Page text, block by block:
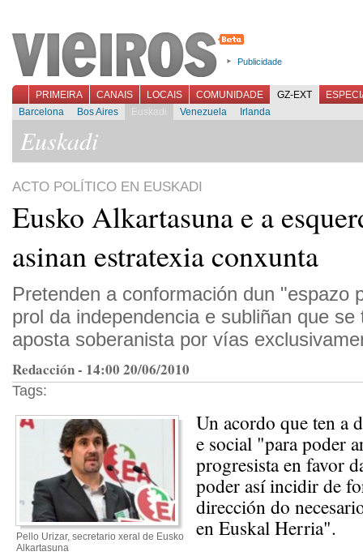
Publicidade
PRIMEIRA CANAIS LOCAIS COMUNIDADE GZ-EXT
Barcelona
Bos Aires Euskadi Venezuela Irlanda
Euskadi
ACTO POLÍTICO EN EUSKADI
Eusko Alkartasuna e a
asinan estratexia conxunta
Pretenden a conformación dun "espazo
prol da independencia e subliñan que se
aposta soberanista por vías
Redacción - 14:00 20/06/2010
Tags:
Pello Urizar, secretario xeral de Eusko
Alkartasuna
Un acordo que ten a
e social "para poder
progresista en favor
poder así incidir de
dirección do
en Euskal Herria".